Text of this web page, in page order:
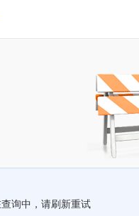
询中，请刷新重试